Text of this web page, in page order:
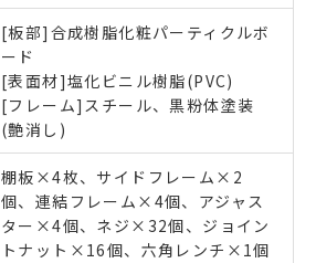
[板部]合成樹脂化粧パーティクルボ
ード
[表面材]塩化ビニル樹脂(PVC)
[フレーム]スチール、黒粉体塗装
(艶消し)
棚板×4枚、サイドフレーム×2
個、連結フレーム×4個、アジャス
ター×4個、ネジ×32個、ジョイン
トナット×16個、六角レンチ×1個